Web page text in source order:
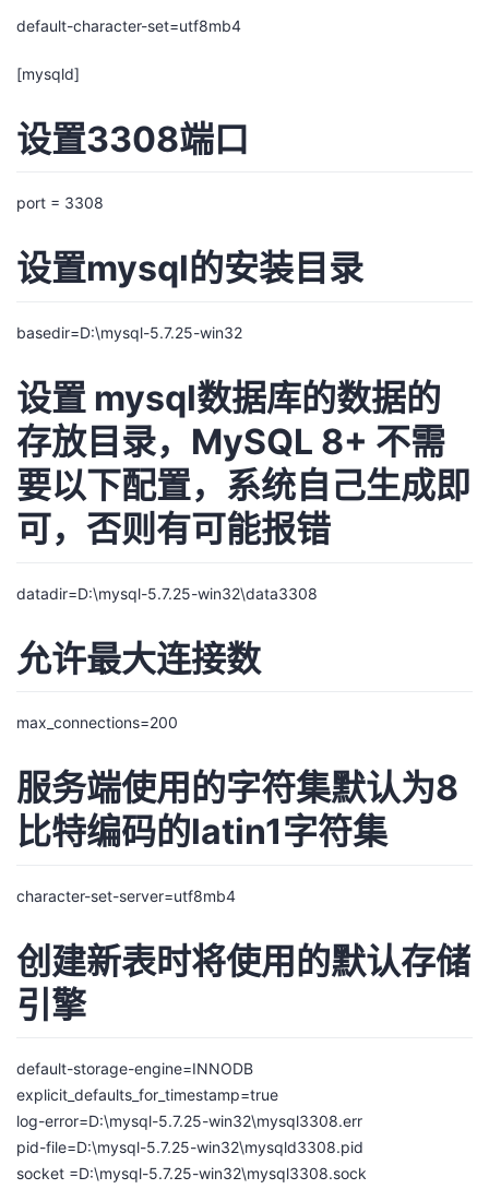
default-character-set=utf8mb4
[mysqld]
设置3308端口
port = 3308
设置mysql的安装目录
basedir=D:\mysql-5.7.25-win32
设置 mysql数据库的数据的
存放目录，MySQL 8+ 不需
要以下配置，系统自己生成即
可，否则有可能报错
datadir=D:\mysql-5.7.25-win32\data3308
允许最大连接数
max_connections=200
服务端使用的字符集默认为8
比特编码的latin1字符集
character-set-server=utf8mb4
创建新表时将使用的默认存储
引擎
default-storage-engine=INNODB
explicit_defaults_for_timestamp=true
log-error=D:\mysql-5.7.25-win32\mysql3308.err
pid-file=D:\mysql-5.7.25-win32\mysqld3308.pid
socket =D:\mysql-5.7.25-win32\mysql3308.sock